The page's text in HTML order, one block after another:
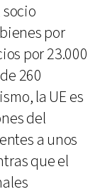
por
por 23.000
260
la UE es
del
a unos
que el